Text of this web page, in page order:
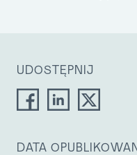
UDOSTĘPNIJ
DATA